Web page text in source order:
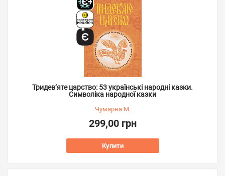
Тридев’яте царство: 53 українські народні казки.
Символіка народної казки
Чумарна М.
299,00 грн
Купити